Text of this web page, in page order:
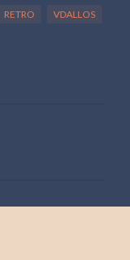
RETRO VDALLOS